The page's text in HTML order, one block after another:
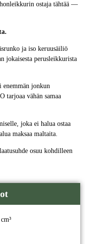
ostaja tähtää —
ja iso keruusäiliö
jokaisesta perusleikkurista
enemmän jonkun
tarjoaa vähän samaa
joka ei halua ostaa
maksaa maltaita.
osuu kohdilleen